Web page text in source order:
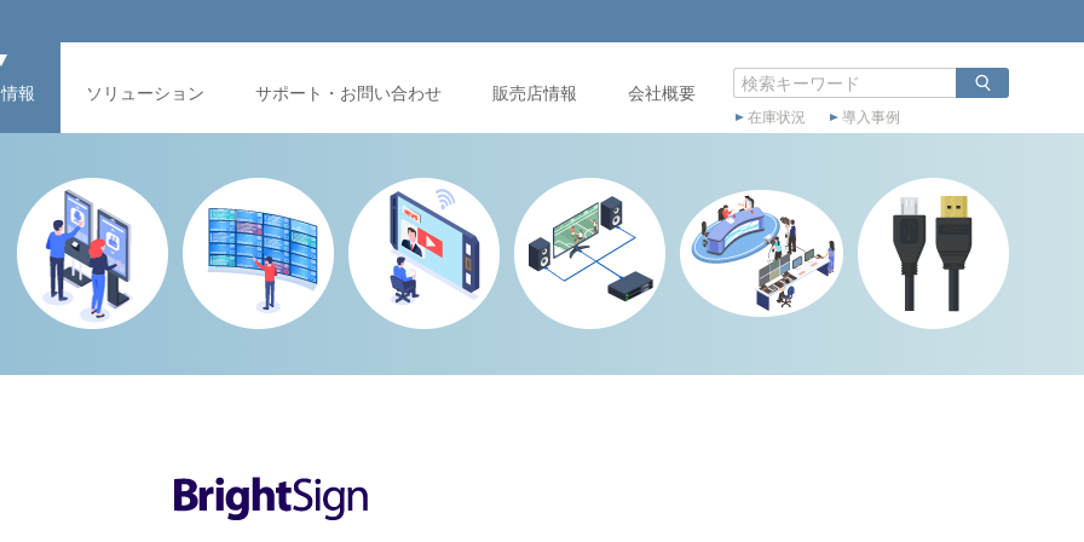
報 ソリューション サポート・お問い合わせ 販売店情報 会社概要
在庫状況 導入事例